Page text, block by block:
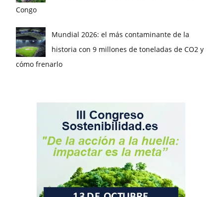
Congo
Mundial 2026: el más contaminante de la
historia con 9 millones de toneladas de CO2 y
cómo frenarlo